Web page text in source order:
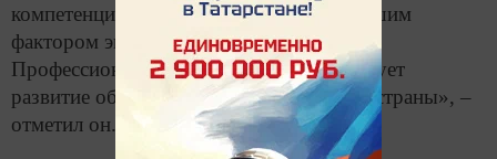
компетенций, которые являются важнейшим
фактором экономического развития.
Профессиональное мастерство стимулирует
развитие общества, компаний и в целом страны», –
отметил он.